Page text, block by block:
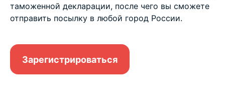
таможенной декларации, после чего вы сможете
отправить посылку в любой город России.
Зарегистрироваться